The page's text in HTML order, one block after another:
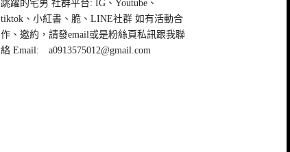
跳躍的宅男 社群平台: IG、Youtube、
tiktok、小紅書、脆、LINE社群 如有活動合
作、邀約，請發email或是粉絲頁私訊跟我聯
絡 Email: a0913575012@gmail.com